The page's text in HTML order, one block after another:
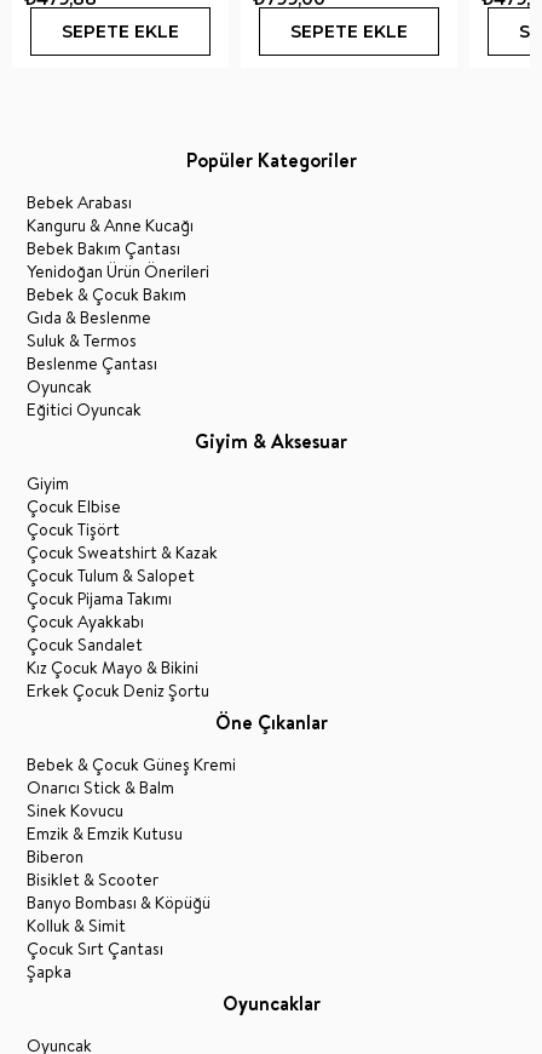
SEPETE EKLE
SEPETE EKLE
Popüler Kategoriler
Bebek Arabası
Kanguru & Anne Kucağı
Bebek Bakım Çantası
Yenidoğan Ürün Önerileri
Bebek & Çocuk Bakım
Gıda & Beslenme
Suluk & Termos
Beslenme Çantası
Oyuncak
Eğitici Oyuncak
Giyim & Aksesuar
Giyim
Çocuk Elbise
Çocuk Tişört
Çocuk Sweatshirt & Kazak
Çocuk Tulum & Salopet
Çocuk Pijama Takımı
Çocuk Ayakkabı
Çocuk Sandalet
Kız Çocuk Mayo & Bikini
Erkek Çocuk Deniz Şortu
Öne Çıkanlar
Bebek & Çocuk Güneş Kremi
Onarıcı Stick & Balm
Sinek Kovucu
Emzik & Emzik Kutusu
Biberon
Bisiklet & Scooter
Banyo Bombası & Köpüğü
Kolluk & Simit
Çocuk Sırt Çantası
Şapka
Oyuncaklar
Oyuncak